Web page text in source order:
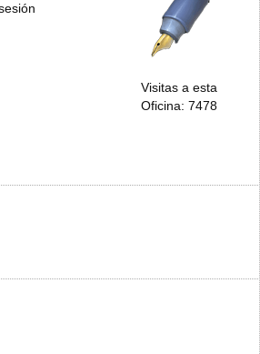
Visitas a esta
Oficina: 7478